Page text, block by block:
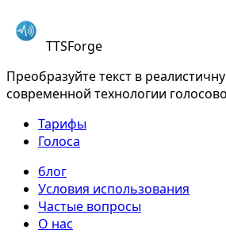
TTSForge
Преобразуйте текст в
современной технологии
Тарифы
Голоса
блог
Условия использования
Частые вопросы
О нас